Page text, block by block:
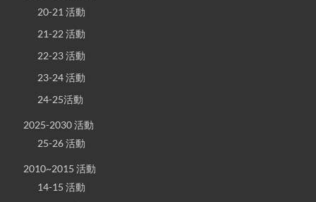
20-21 活動
21-22 活動
22-23 活動
23-24 活動
24-25活動
2025-2030 活動
25-26 活動
2010~2015 活動
14-15 活動